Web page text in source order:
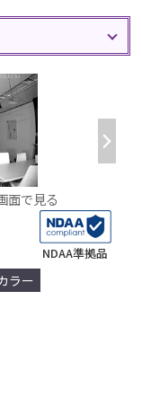
面で見る
NDAA準拠品
ラー